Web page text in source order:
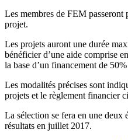
Les membres de FEM passeront
projet.
Les projets auront une durée
bénéficier d’une aide comprise
la base d’un financement de
Les modalités précises sont
projets et le règlement financier
La sélection se fera en une deux
résultats en juillet 2017.